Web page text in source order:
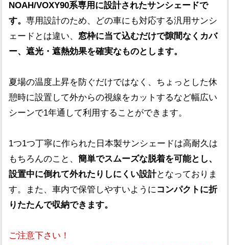
NOAH/VOXY90系専用に設計されたサンシェードで
す。専用設計のため、どの車にも対応する汎用サンシ
ェードとは違い、 窓枠に当て込むだけで隙間なくカバ
ー、遮光・遮熱効果を確実なものとします。
夏場の温度上昇を防ぐだけではなく、ちょっとした休
憩時に設置して外からの視線をカットするなど幅広い
シーンで1年通して利用することができます。
1つ1つ丁寧に作られた日本製サンシェードは高耐久は
もちろんのこと、簡単でスムーズな脱着を可能とし、
設置中に倒れて外れたりしにくい設計となっておりま
す。また、車内で保管しやすいようにコンパクトに折
りたたんで収納できます。
ご注意下さい！